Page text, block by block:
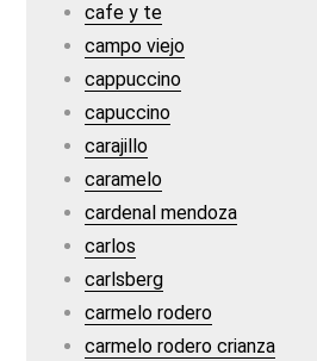
cafe y te
campo viejo
cappuccino
capuccino
carajillo
caramelo
cardenal mendoza
carlos
carlsberg
carmelo rodero
carmelo rodero crianza